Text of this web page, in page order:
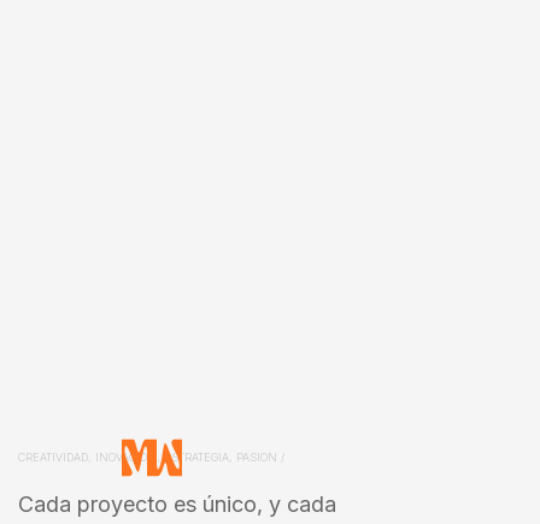
CREATIVIDAD, INOVACION, ESTRATEGIA, PASION /
Cada proyecto es único, y cada